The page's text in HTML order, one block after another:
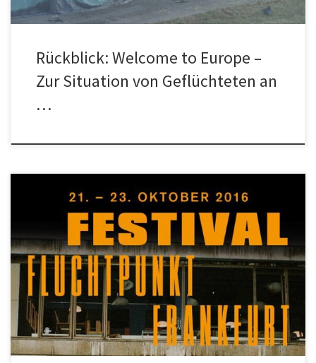
Rückblick: Welcome to Europe –
Zur Situation von Geflüchteten an
…
Welcome to Europe? Zur Situation von Geflüchteten an den
europäischen Außengrenzen 22. Oktober | 16:30 – 17:30
Schauspiel Frankfurt | […]